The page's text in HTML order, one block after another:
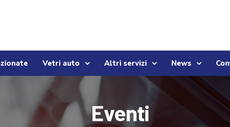
Vetri auto Altri servizi News
Eventi